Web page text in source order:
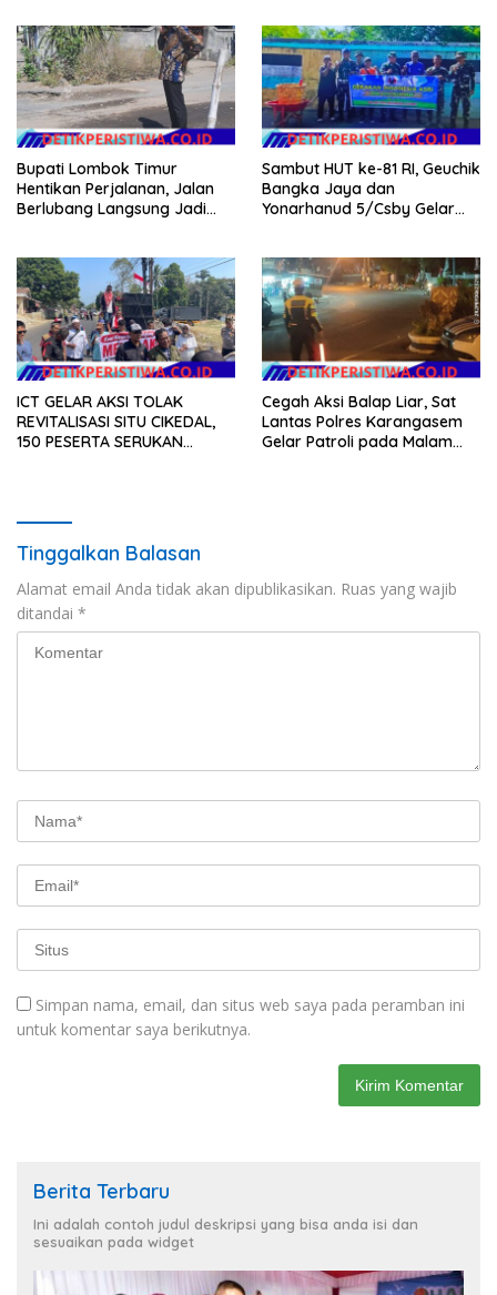
Bupati Lombok Timur
Hentikan Perjalanan, Jalan
Berlubang Langsung Jadi
Sambut HUT ke-81 RI, Geuchik
Bangka Jaya dan
Yonarhanud 5/Csby Gelar
ICT GELAR AKSI TOLAK
REVITALISASI SITU CIKEDAL,
150 PESERTA SERUKAN
Cegah Aksi Balap Liar, Sat
Lantas Polres Karangasem
Gelar Patroli pada Malam
Tinggalkan Balasan
Alamat email Anda tidak akan dipublikasikan. Ruas yang wajib
ditandai *
Simpan nama, email, dan situs web saya pada peramban ini
untuk komentar saya berikutnya.
Berita Terbaru
Ini adalah contoh judul deskripsi yang bisa anda isi dan
sesuaikan pada widget